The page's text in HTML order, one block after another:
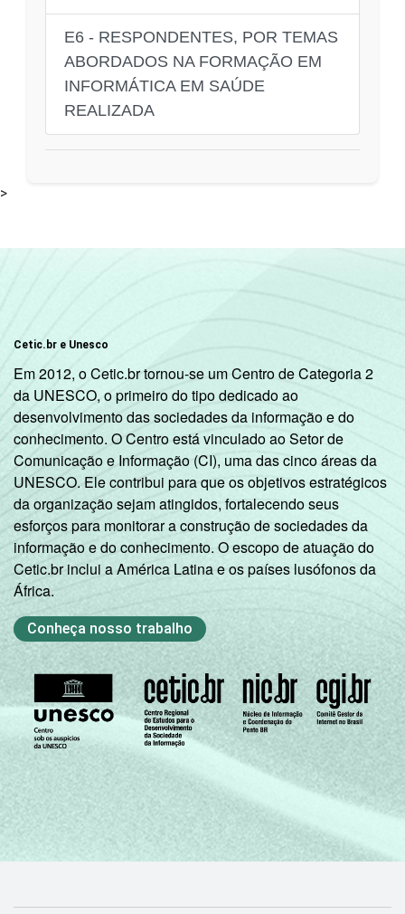
E6 - RESPONDENTES, POR TEMAS
ABORDADOS NA FORMAÇÃO EM
INFORMÁTICA EM SAÚDE
REALIZADA
>
Cetic.br e Unesco
Em 2012, o Cetic.br tornou-se um Centro de Categoria 2
da UNESCO, o primeiro do tipo dedicado ao
desenvolvimento das sociedades da informação e do
conhecimento. O Centro está vinculado ao Setor de
Comunicação e Informação (CI), uma das cinco áreas da
UNESCO. Ele contribui para que os objetivos estratégicos
da organização sejam atingidos, fortalecendo seus
esforços para monitorar a construção de sociedades da
informação e do conhecimento. O escopo de atuação do
Cetic.br inclui a América Latina e os países lusófonos da
África.
Conheça nosso trabalho